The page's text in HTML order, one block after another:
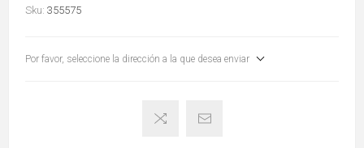
Sku: 355575
Por favor, seleccione la dirección a la que desea enviar